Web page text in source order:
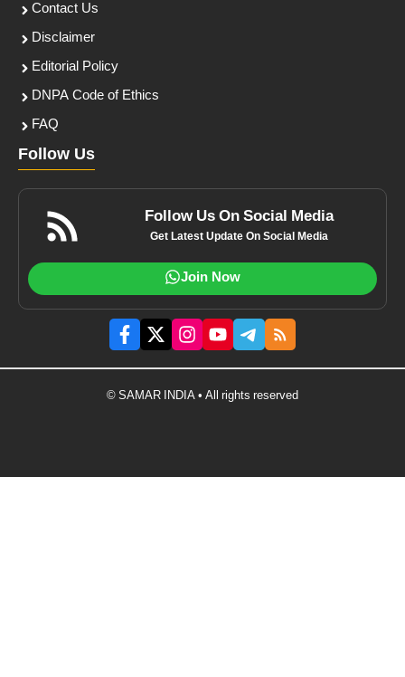
Contact Us
Disclaimer
Editorial Policy
DNPA Code of Ethics
FAQ
Follow Us
Follow Us On Social Media
Get Latest Update On Social Media
Join Now
© SAMAR INDIA • All rights reserved